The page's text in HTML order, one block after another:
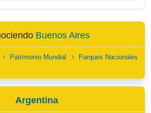
Buenos Aires
Patrimonio Mundial
Parques Nacionales
Argentina